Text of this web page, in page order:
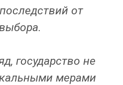
от
государство не
мерами